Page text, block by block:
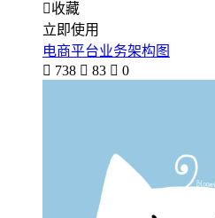
收藏
立即使用
电商平台业务架构图
 738  83  0